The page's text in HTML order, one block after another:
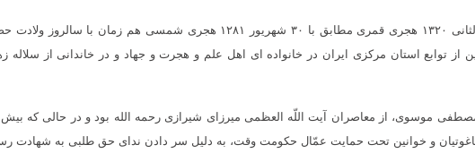
امام خمینی رحمه الله در روز ۲۰ جمادی الثانی ۱۳۲۰ هجری قمری مطابق با ۳۰ شهریور ۱۲۸۱ هجری شمسی هم زمان با
از توابع استان مرکزی ایران در خانواده ای اهل علم و هجرت و جهاد و در خاندانی از سلاله
و خوانین تحت حمایت عمّال حکومت وقت، به دلیل سر دادن ندای حق طلبی به شهادت